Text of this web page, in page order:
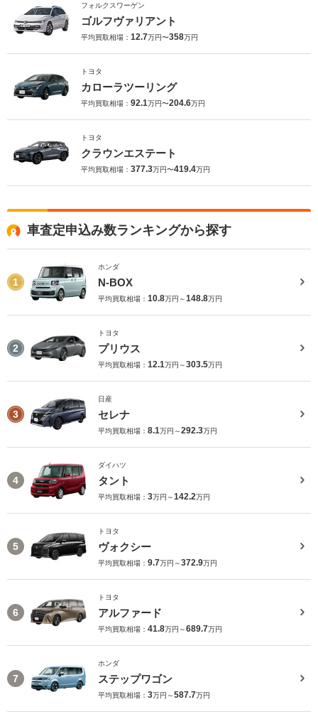
フォルクスワーゲン
ゴルフヴァリアント
平均買取相場： 12.7万円〜358万円
トヨタ
カローラツーリング
平均買取相場： 92.1万円〜204.6万円
トヨタ
クラウンエステート
平均買取相場： 377.3万円〜419.4万円
車査定申込み数ランキングから探す
1
ホンダ
N-BOX
平均買取相場： 10.8万円～148.8万円
2
トヨタ
プリウス
平均買取相場： 12.1万円～303.5万円
3
日産
セレナ
平均買取相場： 8.1万円～292.3万円
4
ダイハツ
タント
平均買取相場： 3万円～142.2万円
5
トヨタ
ヴォクシー
平均買取相場： 9.7万円～372.9万円
6
トヨタ
アルファード
平均買取相場： 41.8万円～689.7万円
7
ホンダ
ステップワゴン
平均買取相場： 3万円～587.7万円